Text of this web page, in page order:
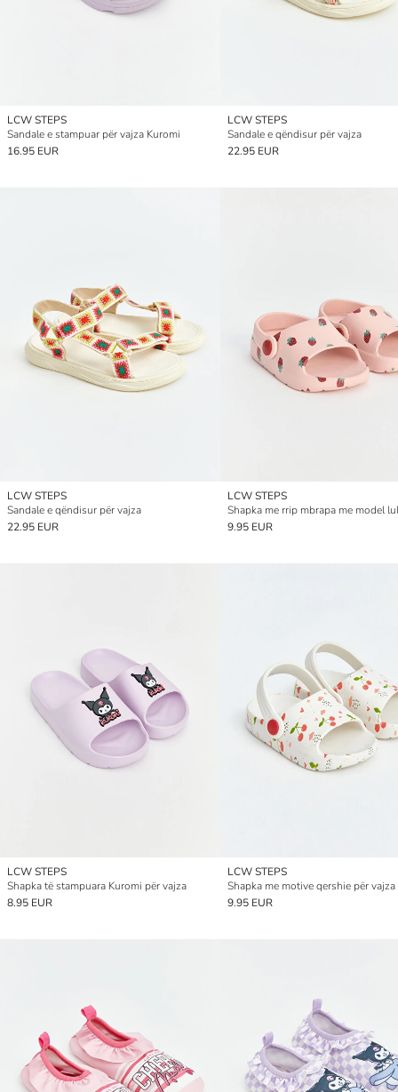
LCW STEPS
Sandale e stampuar për vajza Kuromi
16.95 EUR
LCW STEPS
Sandale e qëndisur për vajza
22.95 EUR
LCW STEPS
Sandale e qëndisur për vajza
22.95 EUR
LCW STEPS
9.95 EUR
LCW STEPS
Shapka të stampuara Kuromi për vajza
8.95 EUR
LCW STEPS
Shapka me motive qershie për vajza
9.95 EUR